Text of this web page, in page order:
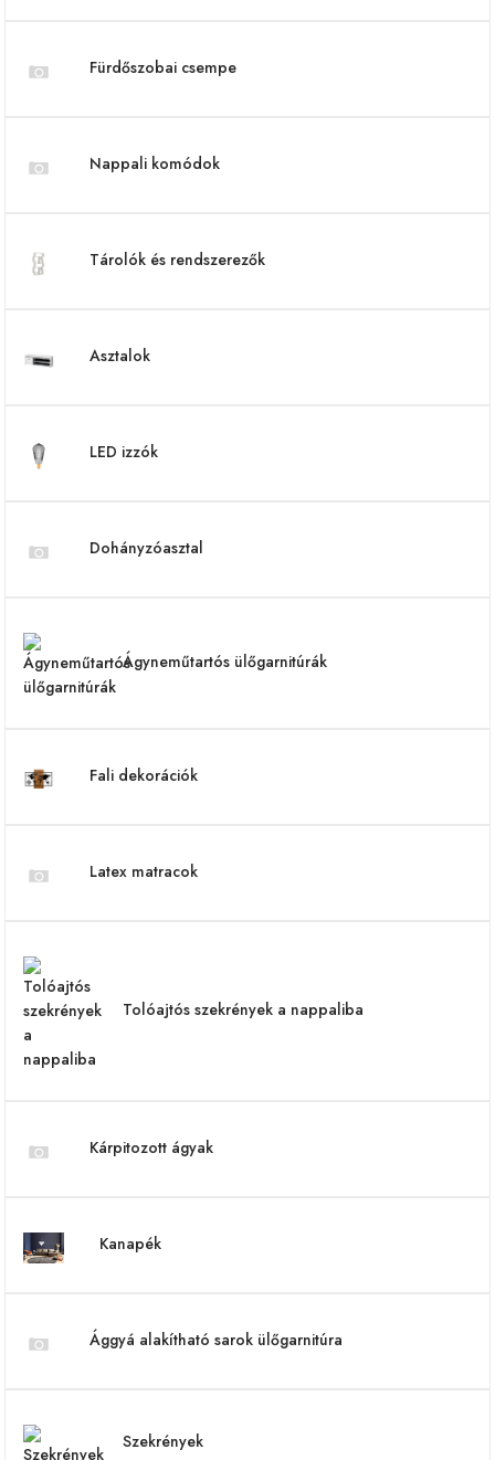
Fürdőszobai csempe
Nappali komódok
Tárolók és rendszerezők
Asztalok
LED izzók
Dohányzóasztal
Ágyneműtartós ülőgarnitúrák
Fali dekorációk
Latex matracok
Tolóajtós szekrények a nappaliba
Kárpitozott ágyak
Kanapék
Ággyá alakítható sarok ülőgarnitúra
Szekrények